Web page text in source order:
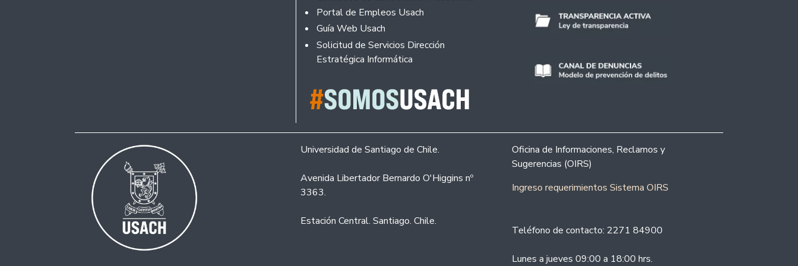
Portal de Empleos Usach
Guía Web Usach
Solicitud de Servicios Dirección
Estratégica Informática
Universidad de Santiago de Chile.
Avenida Libertador Bernardo O'Higgins nº
3363.
Estación Central. Santiago. Chile.
Oficina de Informaciones, Reclamos y
Sugerencias (OIRS)
Ingreso requerimientos Sistema OIRS
Teléfono de contacto: 2271 84900
Lunes a jueves 09:00 a 18:00 hrs.